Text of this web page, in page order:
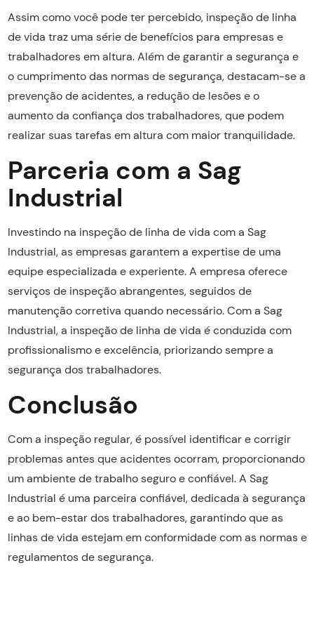
Assim como você pode ter percebido, inspeção de linha
de vida traz uma série de benefícios para empresas e
trabalhadores em altura. Além de garantir a segurança e
o cumprimento das normas de segurança, destacam-se a
prevenção de acidentes, a redução de lesões e o
aumento da confiança dos trabalhadores, que podem
realizar suas tarefas em altura com maior tranquilidade.
Parceria com a Sag
Industrial
Investindo na inspeção de linha de vida com a Sag
Industrial, as empresas garantem a expertise de uma
equipe especializada e experiente. A empresa oferece
serviços de inspeção abrangentes, seguidos de
manutenção corretiva quando necessário. Com a Sag
Industrial, a inspeção de linha de vida é conduzida com
profissionalismo e excelência, priorizando sempre a
segurança dos trabalhadores.
Conclusão
Com a inspeção regular, é possível identificar e corrigir
problemas antes que acidentes ocorram, proporcionando
um ambiente de trabalho seguro e confiável. A Sag
Industrial é uma parceira confiável, dedicada à segurança
e ao bem-estar dos trabalhadores, garantindo que as
linhas de vida estejam em conformidade com as normas e
regulamentos de segurança.